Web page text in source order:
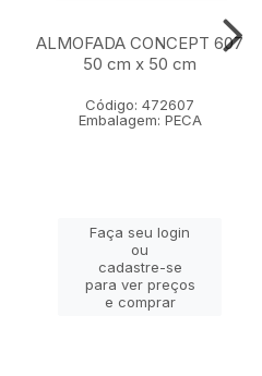
ALMOFADA CONCEPT 607
50 cm x 50 cm
Código: 472607
Embalagem: PECA
Faça seu login
ou
cadastre-se
para ver preços
e comprar